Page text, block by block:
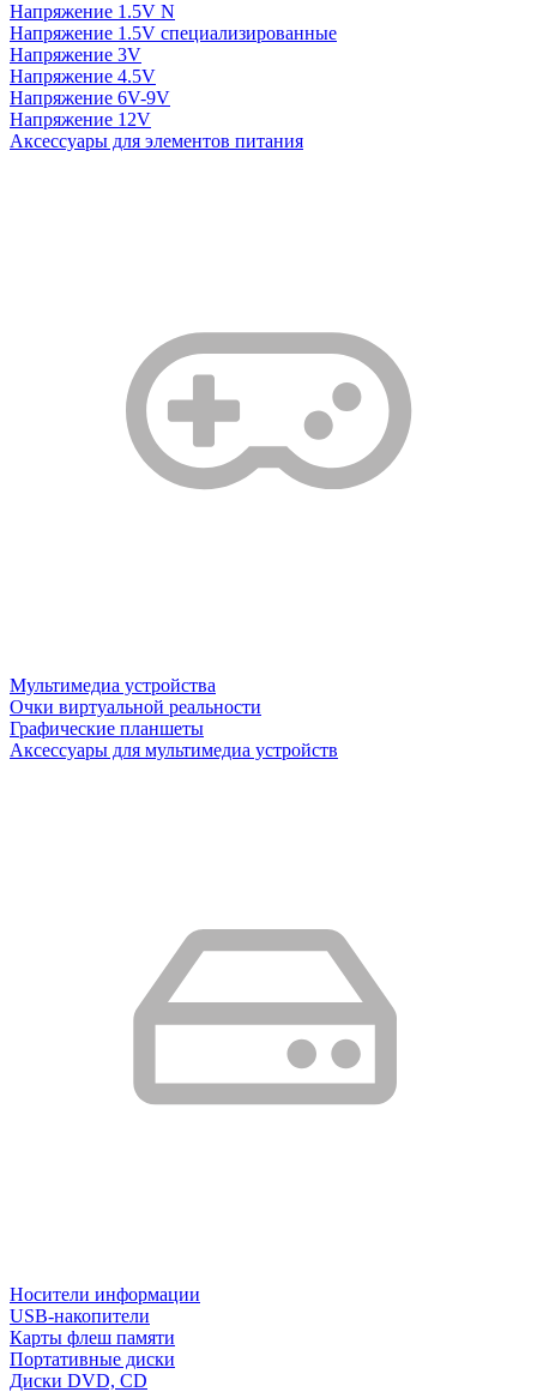
Напряжение 1.5V N
Напряжение 1.5V специализированные
Напряжение 3V
Напряжение 4.5V
Напряжение 6V-9V
Напряжение 12V
Аксессуары для элементов питания
Мультимедиа устройства
Очки виртуальной реальности
Графические планшеты
Аксессуары для мультимедиа устройств
Носители информации
USB-накопители
Карты флеш памяти
Портативные диски
Диски DVD, CD